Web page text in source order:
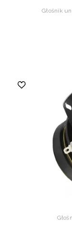
Głośnik